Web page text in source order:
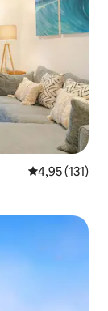
Povprečna
4,95 (131)